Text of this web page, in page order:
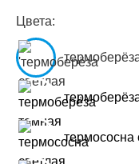
Цвета:
термососна